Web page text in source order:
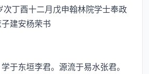
丁酉十二月戊申翰林院学士奉政
建安杨荣书
东垣李君。源流于易水张君。